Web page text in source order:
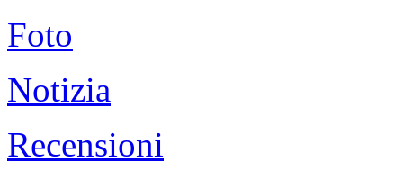
Foto
Notizia
Recensioni